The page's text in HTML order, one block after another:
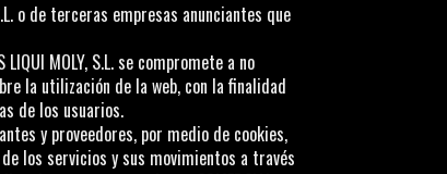
o de terceras empresas anunciantes que
LIQUI MOLY, S.L.se compromete a no
la utilización de la web, con la finalidad
de los usuarios.
y proveedores, por medio de cookies,
los servicios y sus movimientos a través